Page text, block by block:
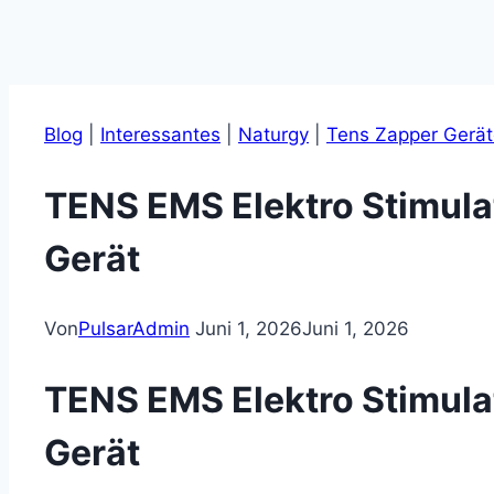
Blog Interessantes Naturgy Tens Zapper
TENS EMS Elektro
Gerät
VonPulsarAdmin Juni 1, 2026Juni 1, 2026
TENS EMS Elektro
Gerät